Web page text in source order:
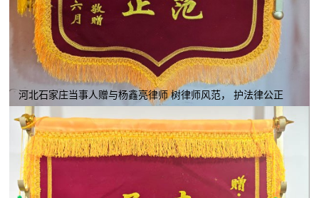
河北石家庄当事人赠与杨鑫亮律师 树律师风范， 护法律公正